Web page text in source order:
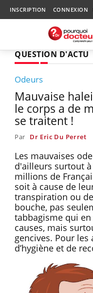
INSCRIPTION CONNEXION
QUESTION D'ACTU
Odeurs
Mauvaise
le corps a de
se traitent !
Par Dr Eric Du Perret
Les mauvaises
d'ailleurs surtout
millions de
soit à cause de
transpiration ou
bouche, pas
tabbagisme qui
causes, mais
gencives. Pour
d’hygiène et de